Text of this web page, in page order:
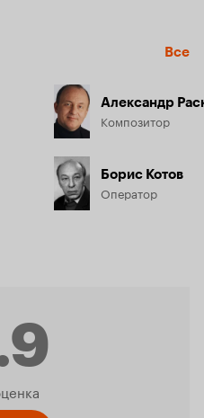
Все
Александр
Композитор
Борис Котов
Оператор